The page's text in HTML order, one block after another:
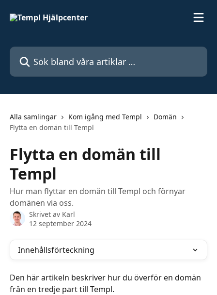
Sök bland våra artiklar …
Alla samlingar Kom igång med Templ
Domän
Flytta en domän till Templ
Flytta en domän till
Templ
Hur man flyttar en domän till Templ och förnyar
domänen via oss.
Skrivet av Karl
12 september 2024
Innehållsförteckning
Den här artikeln beskriver hur du överför en domän
från en tredje part till Templ.